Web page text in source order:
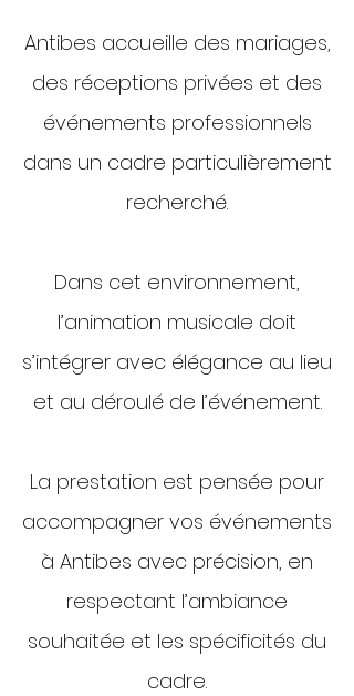
Antibes accueille des mariages,
des réceptions privées et des
événements professionnels
dans un cadre particulièrement
recherché.
Dans cet environnement,
l’animation musicale doit
s’intégrer avec élégance au lieu
et au déroulé de l’événement.
La prestation est pensée pour
accompagner vos événements
à Antibes avec précision, en
respectant l’ambiance
souhaitée et les spécificités du
cadre.